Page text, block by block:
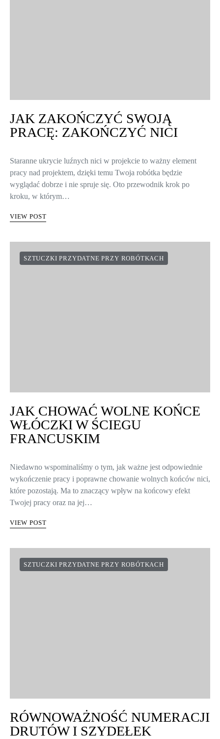
JAK ZAKOŃCZYĆ SWOJĄ
PRACĘ: ZAKOŃCZYĆ NICI
Staranne ukrycie luźnych nici w projekcie to ważny element
pracy nad projektem, dzięki temu Twoja robótka będzie
wyglądać dobrze i nie spruje się. Oto przewodnik krok po
kroku, w którym…
VIEW POST
SZTUCZKI PRZYDATNE PRZY ROBÓTKACH
JAK CHOWAĆ WOLNE KOŃCE
WŁÓCZKI W ŚCIEGU
FRANCUSKIM
Niedawno wspominaliśmy o tym, jak ważne jest odpowiednie
wykończenie pracy i poprawne chowanie wolnych końców nici,
które pozostają. Ma to znaczący wpływ na końcowy efekt
Twojej pracy oraz na jej…
VIEW POST
SZTUCZKI PRZYDATNE PRZY ROBÓTKACH
RÓWNOWAŻNOŚĆ NUMERACJI
DRUTÓW I SZYDEŁEK